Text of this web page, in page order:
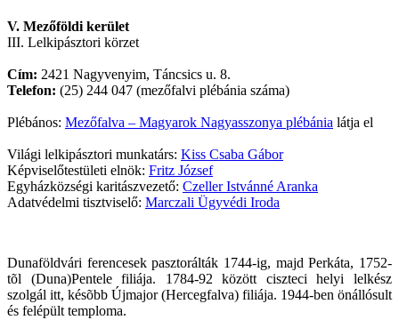
V. Mezőföldi kerület
III. Lelkipásztori körzet
Cím: 2421 Nagyvenyim, Táncsics u. 8.
Telefon: (25) 244 047 (mezőfalvi plébánia száma)
Plébános: Mezőfalva – Magyarok Nagyasszonya plébánia látja el
Világi lelkipásztori munkatárs: Kiss Csaba Gábor
Képviselőtestületi elnök: Fritz József
Egyházközségi karitászvezető: Czeller Istvánné Aranka
Adatvédelmi tisztviselő: Marczali Ügyvédi Iroda
Dunaföldvári ferencesek pasztorálták 1744-ig, majd Perkáta, 1752-
tõl (Duna)Pentele filiája. 1784-92 között ciszteci helyi lelkész
szolgál itt, késõbb Újmajor (Hercegfalva) filiája. 1944-ben önállósult
és felépült temploma.